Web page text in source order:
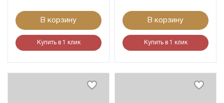
В корзину
Купить в 1 клик
В корзину
Купить в 1 клик